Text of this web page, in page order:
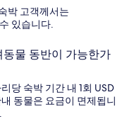
박 고객께서는
있습니다.
물 동반이 가능한가
당 숙박 기간 내 1회 USD
동물은 요금이 면제됩니